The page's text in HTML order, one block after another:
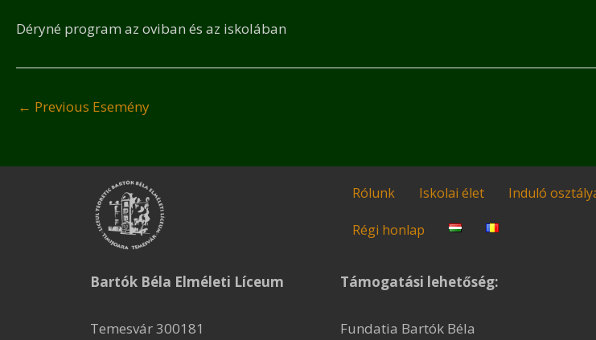
Déryné program az oviban és az iskolában
← Previous Esemény
Bartók Béla Elméleti Líceum
Temesvár 300181
Rólunk Iskolai élet Induló
Régi honlap
Támogatási lehetőség:
Fundatia Bartók Béla